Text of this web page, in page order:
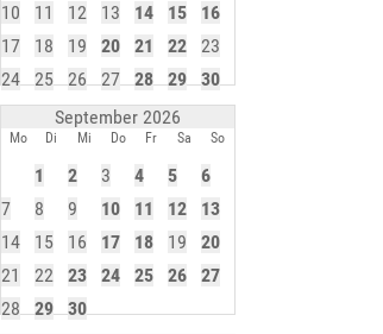
10
11 12 13 14 15
16
17
18 19 20 21 22
23
24
25 26 27 28 29
30
September 2026
Mo Di Mi Do Fr Sa So
1 2 3 4 5
6
7
8 9 10 11 12
13
14
15 16 17 18 19
20
21
22 23 24 25 26
27
28
29
30